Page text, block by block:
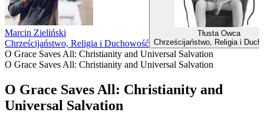
Marcin Zieliński
Chrześcijaństwo, Religia i Duchowość
Tłusta Owca
Chrześcijaństwo, Religia i
O Grace Saves All: Christianity and Universal Salvation
O Grace Saves All: Christianity and Universal Salvation
O Grace Saves All: Christianity and
Universal Salvation